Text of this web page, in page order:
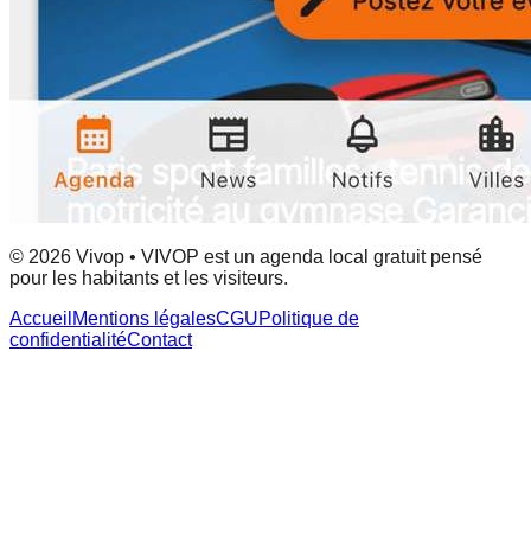
© 2026 Vivop • VIVOP est un agenda local gratuit pensé
pour les habitants et les visiteurs.
Accueil Mentions légalesCGUPolitique de
confidentialitéContact